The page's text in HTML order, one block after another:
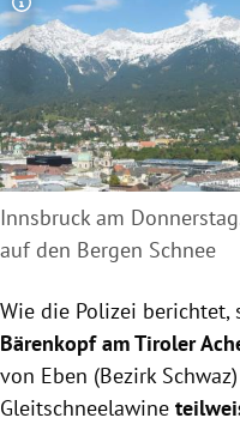
Copyright-Hinweis
Innsbruck am
auf den Bergen Schnee
Wie die Polizei
Bärenkopf am Tiroler
von Eben (Bezirk Schwaz)
Gleitschneelawine